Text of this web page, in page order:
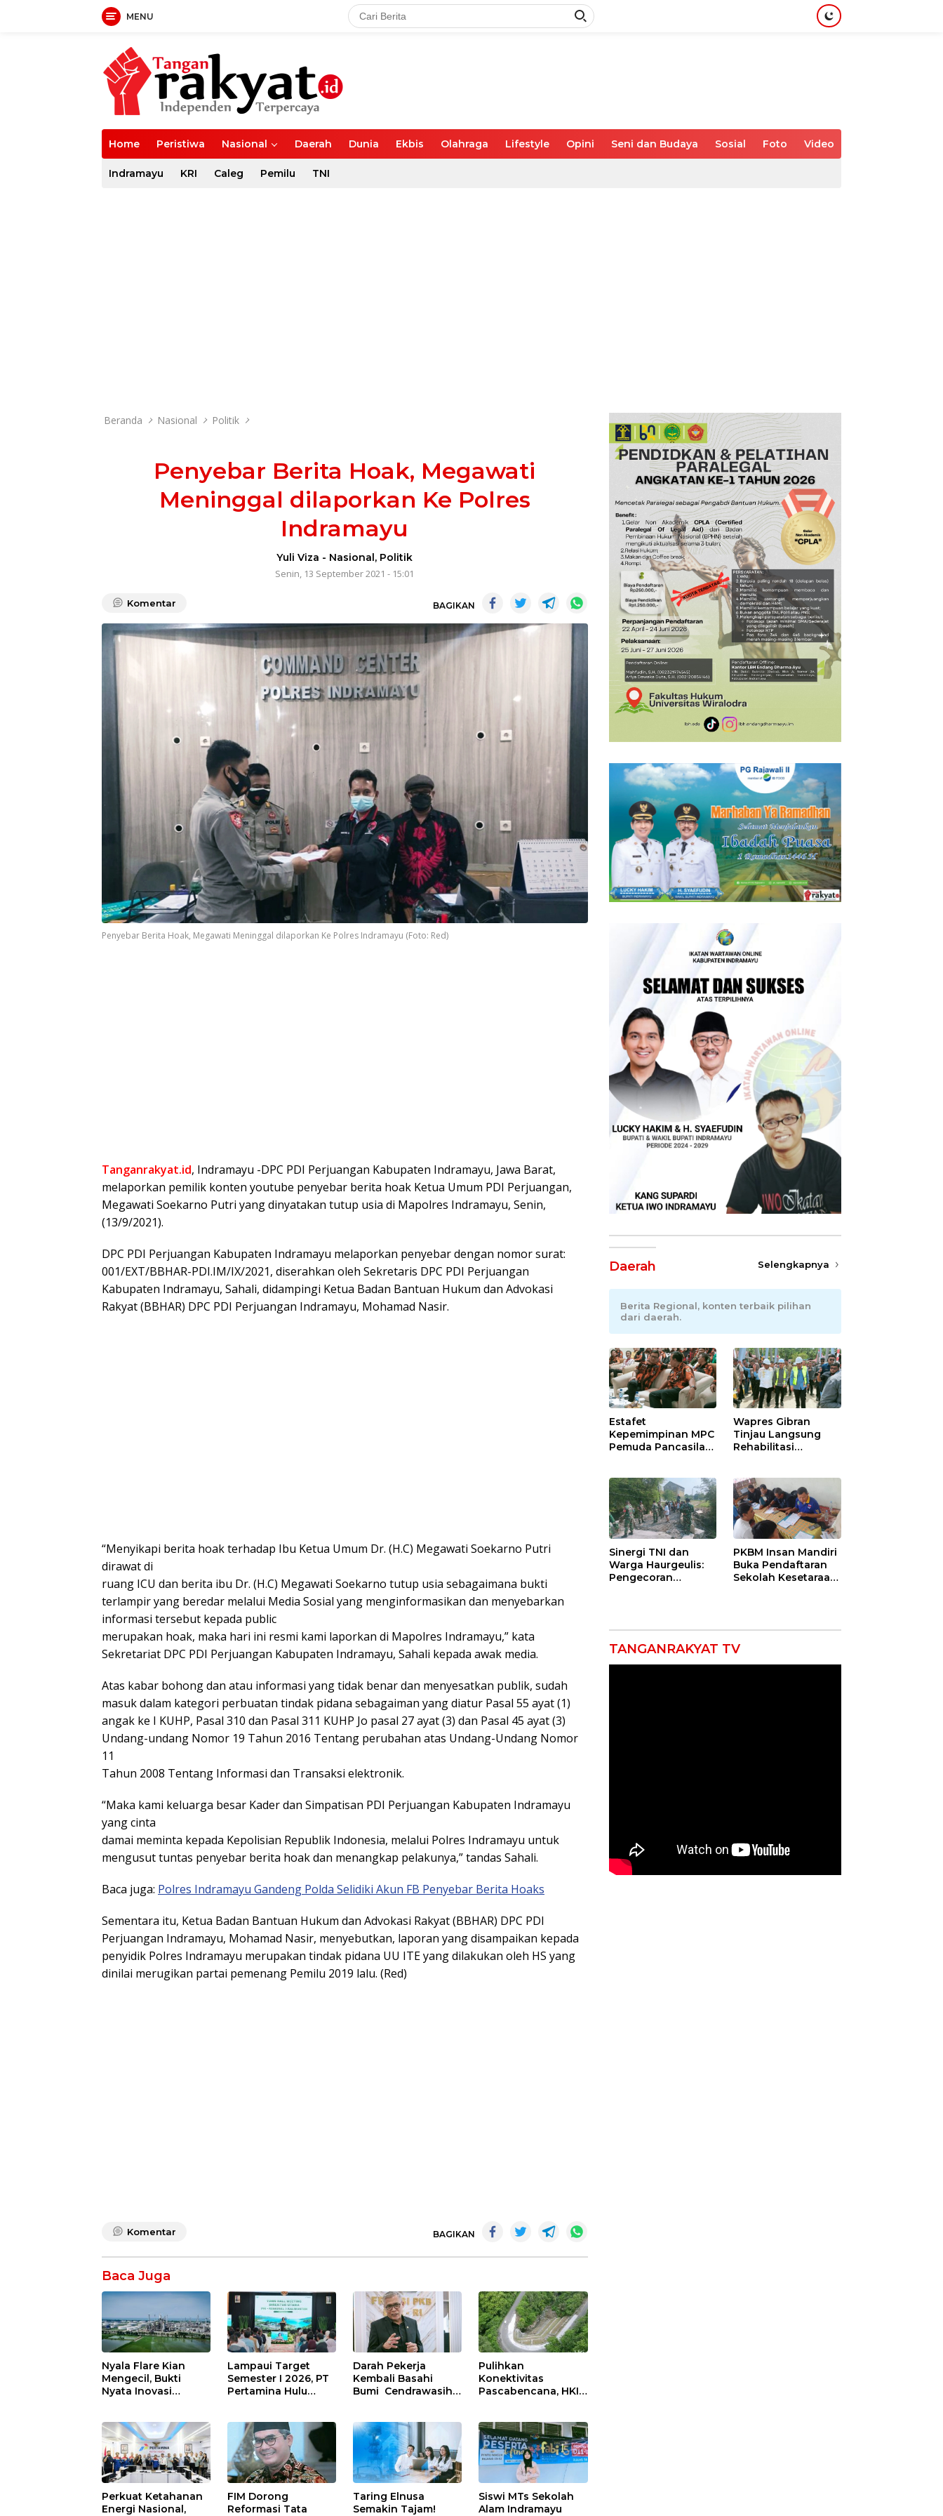
MENU
Home Peristiwa Nasional Daerah Dunia Ekbis Olahraga Lifestyle Opini Seni dan Budaya Sosial Foto Video
Indramayu KRI Caleg Pemilu TNI
Beranda Nasional Politik
Penyebar Berita Hoak, Megawati
Meninggal dilaporkan Ke Polres
Indramayu
Yuli Viza - Nasional, Politik
Senin, 13 September 2021 - 15:01
Komentar BAGIKAN
Penyebar Berita Hoak, Megawati Meninggal dilaporkan Ke Polres Indramayu (Foto: Red)
Tanganrakyat.id, Indramayu -DPC PDI Perjuangan Kabupaten Indramayu, Jawa Barat,
melaporkan pemilik konten youtube penyebar berita hoak Ketua Umum PDI Perjuangan,
Megawati Soekarno Putri yang dinyatakan tutup usia di Mapolres Indramayu, Senin,
(13/9/2021).
DPC PDI Perjuangan Kabupaten Indramayu melaporkan penyebar dengan nomor surat:
001/EXT/BBHAR-PDI.IM/IX/2021, diserahkan oleh Sekretaris DPC PDI Perjuangan
Kabupaten Indramayu, Sahali, didampingi Ketua Badan Bantuan Hukum dan Advokasi
Rakyat (BBHAR) DPC PDI Perjuangan Indramayu, Mohamad Nasir.
“Menyikapi berita hoak terhadap Ibu Ketua Umum Dr. (H.C) Megawati Soekarno Putri
dirawat di
ruang ICU dan berita ibu Dr. (H.C) Megawati Soekarno tutup usia sebagaimana bukti
terlampir yang beredar melalui Media Sosial yang menginformasikan dan menyebarkan
informasi tersebut kepada public
merupakan hoak, maka hari ini resmi kami laporkan di Mapolres Indramayu,” kata
Sekretariat DPC PDI Perjuangan Kabupaten Indramayu, Sahali kepada awak media.
Atas kabar bohong dan atau informasi yang tidak benar dan menyesatkan publik, sudah
masuk dalam kategori perbuatan tindak pidana sebagaiman yang diatur Pasal 55 ayat (1)
angak ke I KUHP, Pasal 310 dan Pasal 311 KUHP Jo pasal 27 ayat (3) dan Pasal 45 ayat (3)
Undang-undang Nomor 19 Tahun 2016 Tentang perubahan atas Undang-Undang Nomor
11
Tahun 2008 Tentang Informasi dan Transaksi elektronik.
“Maka kami keluarga besar Kader dan Simpatisan PDI Perjuangan Kabupaten Indramayu
yang cinta
damai meminta kepada Kepolisian Republik Indonesia, melalui Polres Indramayu untuk
mengusut tuntas penyebar berita hoak dan menangkap pelakunya,” tandas Sahali.
Baca juga: Polres Indramayu Gandeng Polda Selidiki Akun FB Penyebar Berita Hoaks
Sementara itu, Ketua Badan Bantuan Hukum dan Advokasi Rakyat (BBHAR) DPC PDI
Perjuangan Indramayu, Mohamad Nasir, menyebutkan, laporan yang disampaikan kepada
penyidik Polres Indramayu merupakan tindak pidana UU ITE yang dilakukan oleh HS yang
dinilai merugikan partai pemenang Pemilu 2019 lalu. (Red)
Komentar BAGIKAN
Baca Juga
Nyala Flare Kian
Mengecil, Bukti
Nyata Inovasi
Balongan Dukung
Net Zero Emission
2060
Lampaui Target
Semester I 2026, PT
Pertamina Hulu
Nasional Lewat
Inovasi &
Keselamatan Kerja
Darah Pekerja
Kembali Basahi
Bumi Cendrawasih:
Infrastruktur di
Tolikara!
Pulihkan
Konektivitas
Pascabencana, HKI
Lembah Anai dan
Malalak
Perkuat Ketahanan
Energi Nasional,
FIM Dorong
Reformasi Tata
Taring Elnusa
Semakin Tajam!
Siswi MTs Sekolah
Alam Indramayu
Daerah Selengkapnya
Berita Regional, konten terbaik pilihan
dari daerah.
Estafet
Kepemimpinan MPC
Pemuda Pancasila
Sugianto Dipastikan
Pimpin Organisasi
Lewat Muscablub
Wapres Gibran
Tinjau Langsung
Rehabilitasi
Targetkan
Konektivitas Pulih
Cepat
Sinergi TNI dan
Warga Haurgeulis:
Pengecoran
Rampung
PKBM Insan Mandiri
Buka Pendaftaran
Sekolah Kesetaraan
TANGANRAKYAT TV